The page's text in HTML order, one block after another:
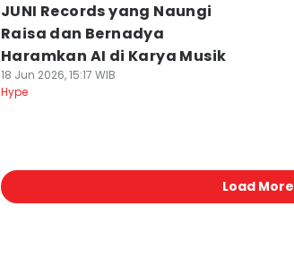
JUNI Records yang Naungi
Raisa dan Bernadya
Haramkan AI di Karya Musik
18 Jun 2026, 15:17 WIB
Hype
Load More